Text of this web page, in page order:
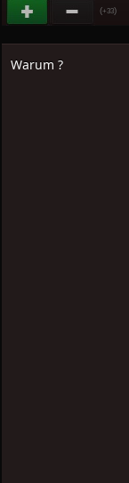
(+33)
Warum ?